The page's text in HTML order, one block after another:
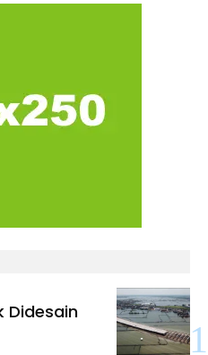
Didesain